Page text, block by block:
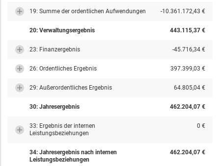
19: Summe der ordentlichen Aufwendungen -10.361.172,43 €
20: Verwaltungsergebnis 443.115,37 €
23: Finanzergebnis -45.716,34 €
26: Ordentliches Ergebnis 397.399,03 €
29: Außerordentliches Ergebnis 64.805,04 €
30: Jahresergebnis 462.204,07 €
33: Ergebnis der internen
Leistungsbeziehungen
0 €
34: Jahresergebnis nach internen
Leistungsbeziehungen
462.204,07 €